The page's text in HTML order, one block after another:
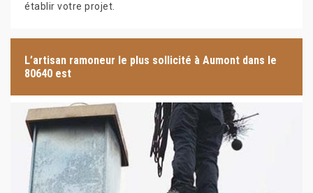
établir votre projet.
L’artisan ramoneur le plus sollicité à Aumont dans le
80640 est